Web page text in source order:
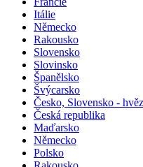
Itálie
Německo
Rakousko
Slovensko
Slovinsko
Španělsko
Švýcarsko
Česko, Slovensko -
Česká republika
Maďarsko
Německo
Polsko